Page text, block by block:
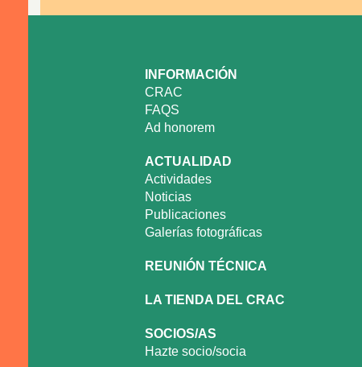
INFORMACIÓN
CRAC
FAQS
Ad honorem
ACTUALIDAD
Actividades
Noticias
Publicaciones
Galerías fotográficas
REUNIÓN TÉCNICA
LA TIENDA DEL CRAC
SOCIOS/AS
Hazte socio/socia